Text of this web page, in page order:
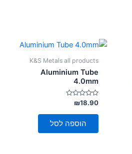
K&S Metals all products
Aluminium Tube
4.0mm
דורג
0
מתוך
₪18.90
הוספה לסל